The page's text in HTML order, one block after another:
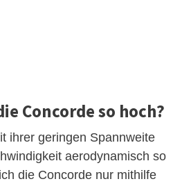
Concorde so hoch?
ihrer geringen Spannweite
aerodynamisch so
die Concorde nur mithilfe